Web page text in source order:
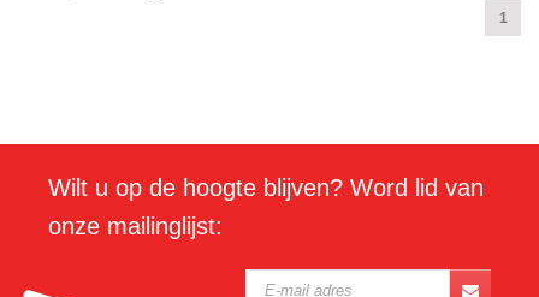
1
Wilt u op de hoogte blijven? Word lid van
onze mailinglijst: